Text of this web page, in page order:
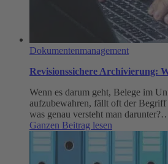
Dokumentenmanagement
Revisionssichere Archivierung:
Wenn es darum geht, Belege im
aufzubewahren, fällt oft der Begriff
was genau versteht man
Ganzen Beitrag lesen
Archivierung:
Was